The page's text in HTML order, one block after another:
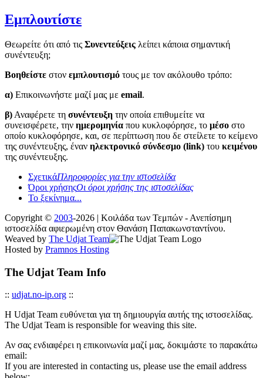
Εμπλουτίστε
Θεωρείτε ότι από τις Συνεντεύξεις λείπει κάποια σημαντική
συνέντευξη;
Βοηθείστε στον εμπλουτισμό τους με τον ακόλουθο τρόπο:
α) Επικοινωνήστε μαζί μας με email.
β) Αναφέρετε τη συνέντευξη την οποία επιθυμείτε να
συνεισφέρετε, την ημερομηνία που κυκλοφόρησε, το μέσο στο
οποίο κυκλοφόρησε, και, σε περίπτωση που δε στείλετε το κείμενο
της συνέντευξης, έναν ηλεκτρονικό σύνδεσμο (link) του κειμένου
της συνέντευξης.
ΣχετικάΠληροφορίες για την ιστοσελίδα
Όροι χρήσηςΟι όροι χρήσης της ιστοσελίδας
Το ξεκίνημα...
Copyright © 2003-2026 | Κοιλάδα των Τεμπών - Ανεπίσημη
ιστοσελίδα αφιερωμένη στον Θανάση Παπακωνσταντίνου.
Weaved by The Udjat Team
Hosted by Pramnos Hosting
The Udjat Team Info
:: udjat.no-ip.org ::
Η Udjat Team ευθύνεται για τη δημιουργία αυτής της ιστοσελίδας.
The Udjat Team is responsible for weaving this site.
Αν σας ενδιαφέρει η επικοινωνία μαζί μας, δοκιμάστε το παρακάτω
email:
If you are interested in contacting us, please use the email address